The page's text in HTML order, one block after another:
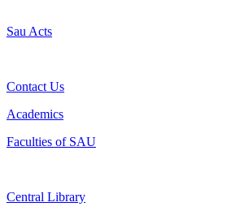
Sau Acts
Contact Us
Academics
Faculties of SAU
Central Library